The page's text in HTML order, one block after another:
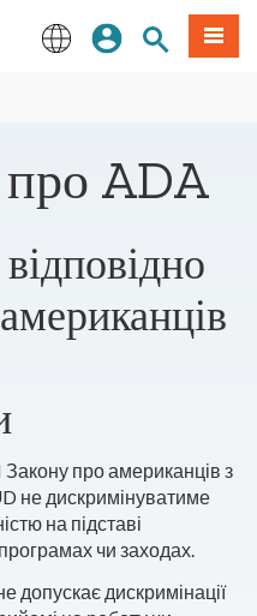
Увійдіть
Пошук по
Меню
про ADA
Закону про американців з
не дискримінуватиме
на підставі
програмах чи заходах.
допускає дискримінації